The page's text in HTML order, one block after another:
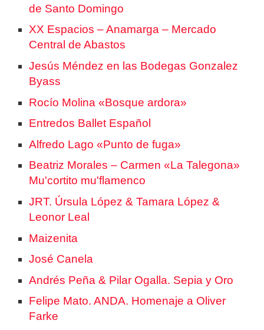
de Santo Domingo
XX Espacios – Anamarga – Mercado
Central de Abastos
Jesús Méndez en las Bodegas Gonzalez
Byass
Rocío Molina «Bosque ardora»
Entredos Ballet Español
Alfredo Lago «Punto de fuga»
Beatriz Morales – Carmen «La Talegona»
Mu'cortito mu'flamenco
JRT. Úrsula López & Tamara López &
Leonor Leal
Maizenita
José Canela
Andrés Peña & Pilar Ogalla. Sepia y Oro
Felipe Mato. ANDA. Homenaje a Oliver
Farke